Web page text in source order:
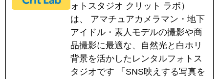
ォトスタジオ クリット ラボ）
は、 アマチュアカメラマン・地下
アイドル・素人モデルの撮影や商
品撮影に最適な、自然光と白ホリ
背景を活かしたレンタルフォトス
タジオです 「SNS映えする写真を